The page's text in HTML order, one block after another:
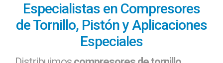
Especialistas en Compresores
de Tornillo, Pistón y Aplicaciones
Especiales